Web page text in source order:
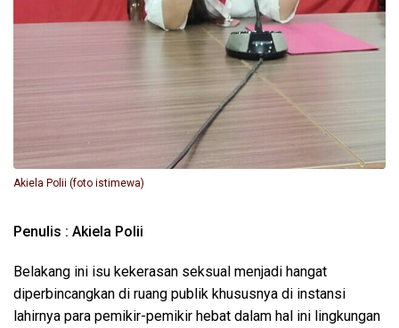
Akiela Polii (foto istimewa)
Penulis : Akiela Polii
Belakang ini isu kekerasan seksual menjadi hangat
diperbincangkan di ruang publik khususnya di instansi
lahirnya para pemikir-pemikir hebat dalam hal ini lingkungan